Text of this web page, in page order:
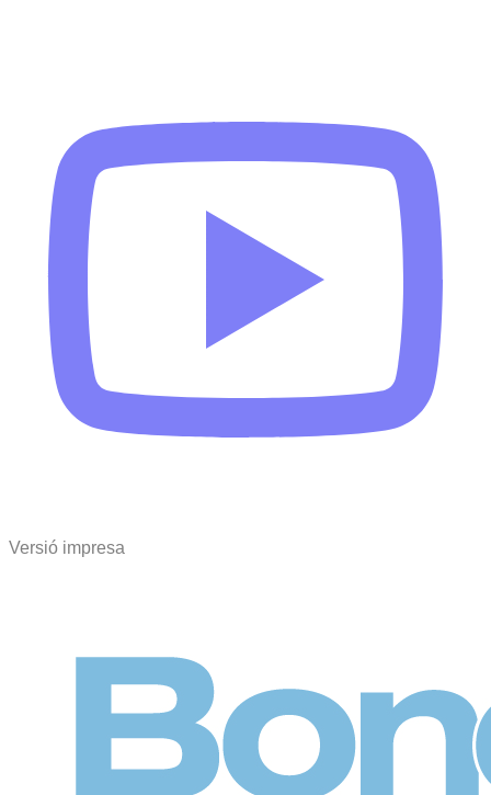
Versió impresa